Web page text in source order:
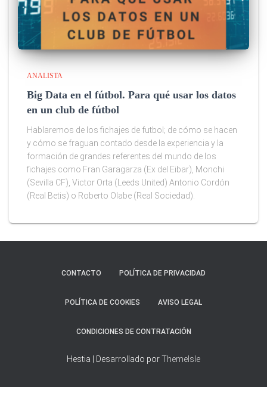
ANALISTA
Big Data en el fútbol. Para qué usar los datos
en un club de fútbol
Hablaremos de los fichajes de futbol; de cómo se hacen
y cómo se fraguan contado desde la experiencia y la
formación de grandes referentes del mundo de los
fichajes como Fran Garagarza (Ex del Eibar), Monchi
(Sevilla CF), Victor Orta (Leeds United) Antonio Cordón
(Real Betis) o Roberto Olabe (Real Sociedad).
CONTACTO POLÍTICA DE PRIVACIDAD
POLÍTICA DE COOKIES AVISO LEGAL
CONDICIONES DE CONTRATACIÓN
Hestia | Desarrollado porThemeIsle